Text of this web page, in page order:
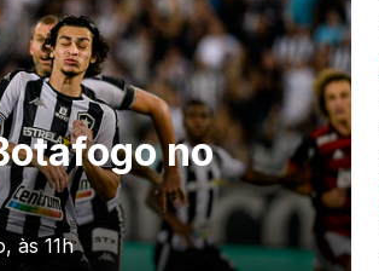
no
às 11h